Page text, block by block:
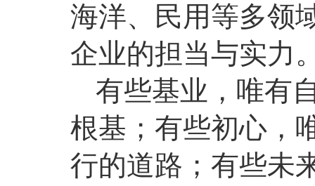
海洋、民用等多领
企业的担当与实力
有些基业，唯有
根基；有些初心，
行的道路；有些未